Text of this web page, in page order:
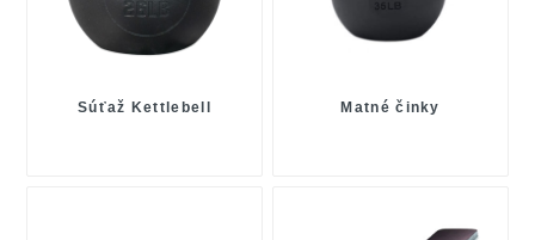
Súťaž Kettlebell Matné činky